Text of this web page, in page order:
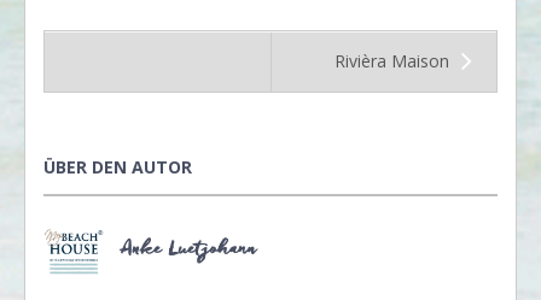
Rivièra Maison
ÜBER DEN AUTOR
Anke Luetjohann